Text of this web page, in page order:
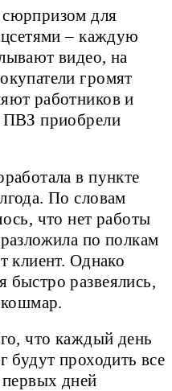
для
– каждую
видео, на
громят
работников и
ПВЗ приобрели
в пункте
По словам
что нет работы
по полкам
клиент. Однако
быстро развеялись,
кошмар.
что каждый день
будут проходить все
дней